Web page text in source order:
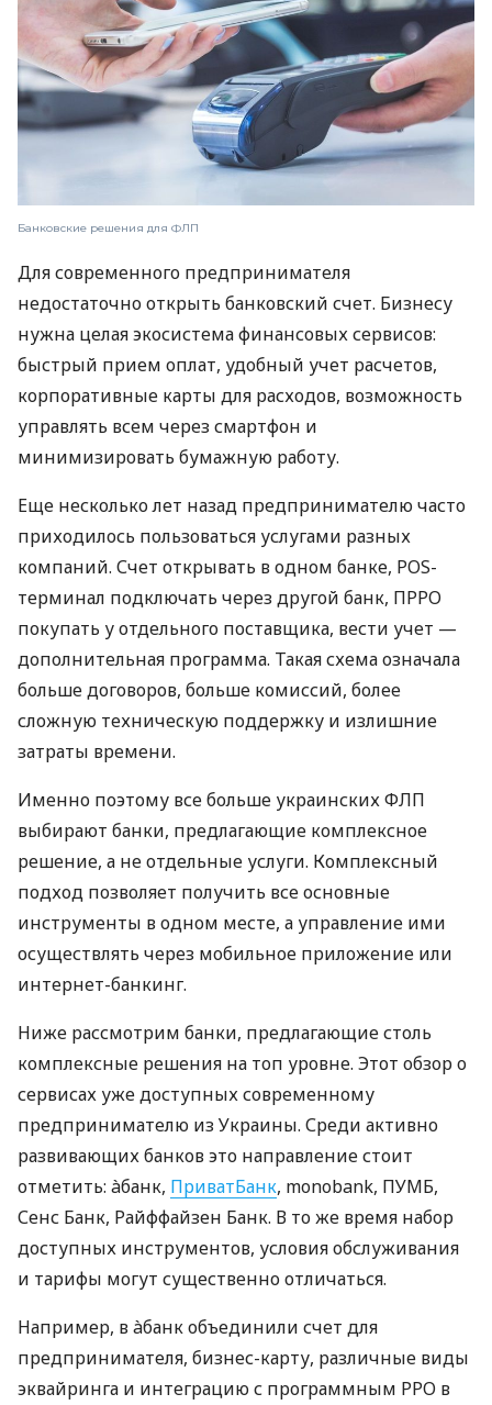
Банковские решения для ФЛП
Для современного предпринимателя
недостаточно открыть банковский счет. Бизнесу
нужна целая экосистема финансовых сервисов:
быстрый прием оплат, удобный учет расчетов,
корпоративные карты для расходов, возможность
управлять всем через смартфон и
минимизировать бумажную работу.
Еще несколько лет назад предпринимателю часто
приходилось пользоваться услугами разных
компаний. Счет открывать в одном банке, POS-
терминал подключать через другой банк, ПРРО
покупать у отдельного поставщика, вести учет —
дополнительная программа. Такая схема означала
больше договоров, больше комиссий, более
сложную техническую поддержку и излишние
затраты времени.
Именно поэтому все больше украинских ФЛП
выбирают банки, предлагающие комплексное
решение, а не отдельные услуги. Комплексный
подход позволяет получить все основные
инструменты в одном месте, а управление ими
осуществлять через мобильное приложение или
интернет-банкинг.
Ниже рассмотрим банки, предлагающие столь
комплексные решения на топ уровне. Этот обзор о
сервисах уже доступных современному
предпринимателю из Украины. Среди активно
развивающих банков это направление стоит
отметить: àбанк, ПриватБанк, monobank, ПУМБ,
Сенс Банк, Райффайзен Банк. В то же время набор
доступных инструментов, условия обслуживания
и тарифы могут существенно отличаться.
Например, в àбанк объединили счет для
предпринимателя, бизнес-карту, различные виды
эквайринга и интеграцию с программным РРО в